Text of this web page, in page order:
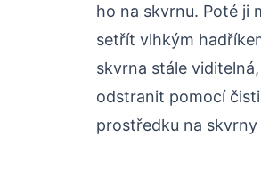
ho na skvrnu. Poté ji
setřít vlhkým
skvrna stále
odstranit pomocí
prostředku na